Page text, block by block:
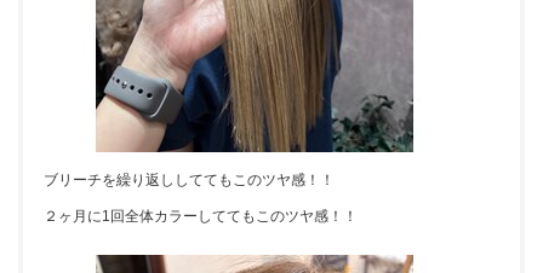
ブリーチを繰り返ししててもこのツヤ感！！
２ヶ月に1回全体カラーしててもこのツヤ感！！